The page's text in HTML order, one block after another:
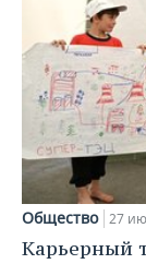
Общество 27
Карьерный